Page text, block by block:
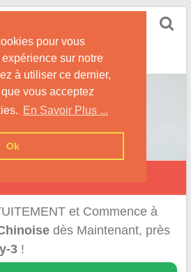
pour vous
sur notre
à utiliser ce dernier,
vous acceptez
En Savoir Plus ...
Ok
Une Femme
et Commence à
dès Maintenant, près
3!